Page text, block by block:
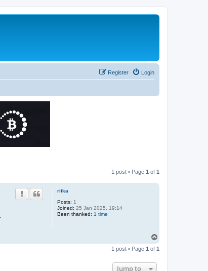
Login
Register
1 post • Page 1 of 1
ritka
Posts: 1
Joined: 25 Jan 2025, 19:14
Been thanked: 1 time
p
1 post • Page 1 of 1
Jump to